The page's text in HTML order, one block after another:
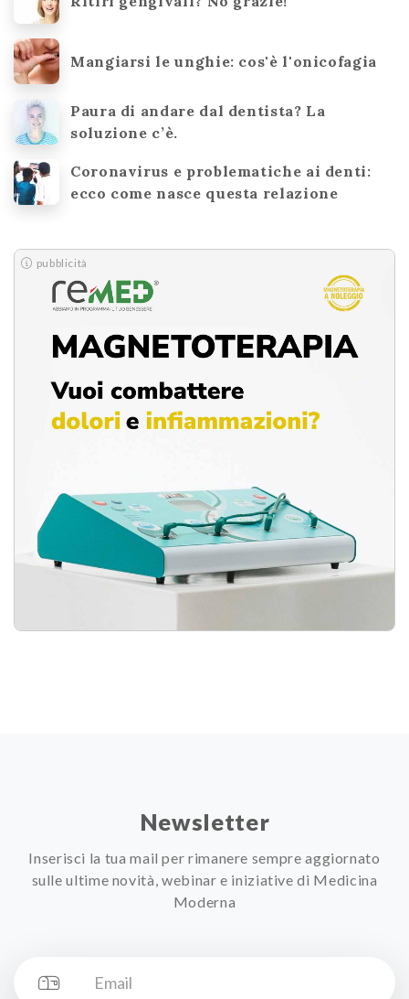
Mangiarsi le unghie: cos'è l'onicofagia
Paura di andare dal dentista? La
soluzione c’è.
Coronavirus e problematiche ai denti:
ecco come nasce questa relazione
pubblicità
Newsletter
Inserisci la tua mail per rimanere sempre aggiornato
sulle ultime novità, webinar e iniziative di Medicina
Moderna